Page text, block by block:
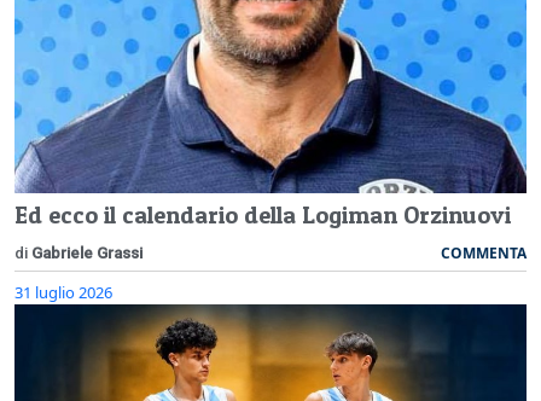
Ed ecco il calendario della Logiman Orzinuovi
di Gabriele Grassi COMMENTA
31 luglio 2026